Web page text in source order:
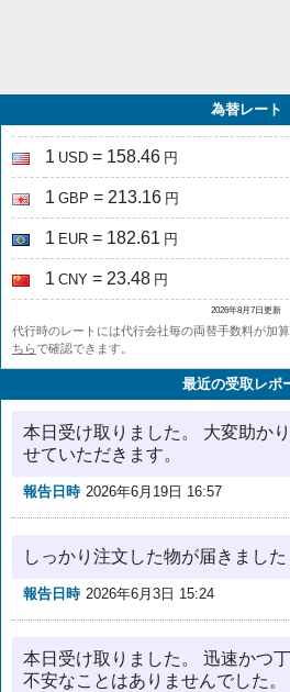
為替レート
1 USD = 158.46 円
1 GBP = 213.16 円
1 EUR = 182.61 円
1 CNY = 23.48 円
2026年8月7日更新
代行時のレートには代行会社毎の両替手数料が加
ちらで確認できます。
最近の受取レポ
本日受け取りました。 大変助か
せていただきます。
報告日時 2026年6月19日 16:57
しっかり注文した物が届きまし
報告日時 2026年6月3日 15:24
本日受け取りました。 迅速かつ
不安なことはありませんでした